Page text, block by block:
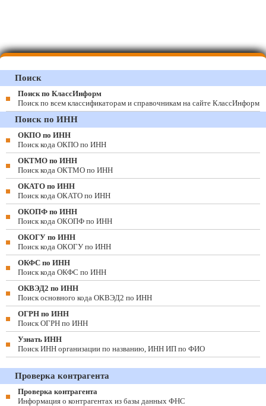
Поиск
Поиск по КлассИнформ
Поиск по всем классификаторам и справочникам на сайте КлассИнформ
Поиск по ИНН
ОКПО по ИНН
Поиск кода ОКПО по ИНН
ОКТМО по ИНН
Поиск кода ОКТМО по ИНН
ОКАТО по ИНН
Поиск кода ОКАТО по ИНН
ОКОПФ по ИНН
Поиск кода ОКОПФ по ИНН
ОКОГУ по ИНН
Поиск кода ОКОГУ по ИНН
ОКФС по ИНН
Поиск кода ОКФС по ИНН
ОКВЭД2 по ИНН
Поиск основного кода ОКВЭД2 по ИНН
ОГРН по ИНН
Поиск ОГРН по ИНН
Узнать ИНН
Поиск ИНН организации по названию, ИНН ИП по ФИО
Проверка контрагента
Проверка контрагента
Информация о контрагентах из базы данных ФНС